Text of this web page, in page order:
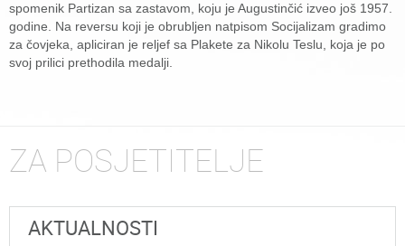
spomenik Partizan sa zastavom, koju je Augustinčić izveo još 1957.
godine. Na reversu koji je obrubljen natpisom Socijalizam gradimo
za čovjeka, apliciran je reljef sa Plakete za Nikolu Teslu, koja je po
svoj prilici prethodila medalji.
ZA POSJETITELJE
AKTUALNOSTI